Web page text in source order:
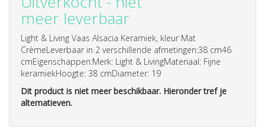
meer leverbaar
Light & Living Vaas Alsacia Keramiek, kleur Mat
CrèmeLeverbaar in 2 verschillende afmetingen:38 cm46
cmEigenschappen:Merk: Light & LivingMateriaal: Fijne
keramiekHoogte: 38 cmDiameter: 19
Dit product is niet meer beschikbaar. Hieronder tref je
alternatieven.